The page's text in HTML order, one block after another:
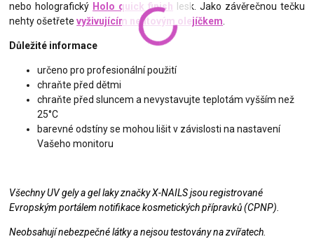
nebo holografický Holo quick finish lesk. Jako závěrečnou tečku
nehty ošetřetevyživujícím nehtovým olejíčkem.
Důležité informace
určeno pro profesionální použití
chraňte před dětmi
chraňte před sluncem a nevystavujte teplotám vyšším než
25°C
barevné odstíny se mohou lišit v závislosti na nastavení
Vašeho monitoru
Všechny UV gely a gel laky značky X-NAILS jsou registrované
Evropským portálem notifikace kosmetických přípravků (CPNP).
Neobsahují nebezpečné látky a nejsou testovány na zvířatech.